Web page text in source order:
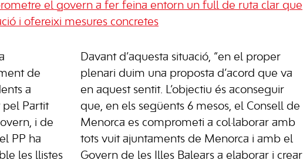
el govern a fer feina entorn un full de ruta clar que
i ofereixi mesures concretes
de
a
pel Partit
i de
PP ha
les llistes
Davant d’aquesta situació, “en el proper
plenari duim una proposta d’acord que va
en aquest sentit. L’objectiu és aconseguir
que, en els següents 6 mesos, el Consell de
Menorca es comprometi a col·laborar amb
tots vuit ajuntaments de Menorca i amb el
Govern de les Illes Balears a elaborar i crear